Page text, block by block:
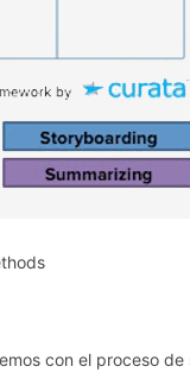
con el proceso de